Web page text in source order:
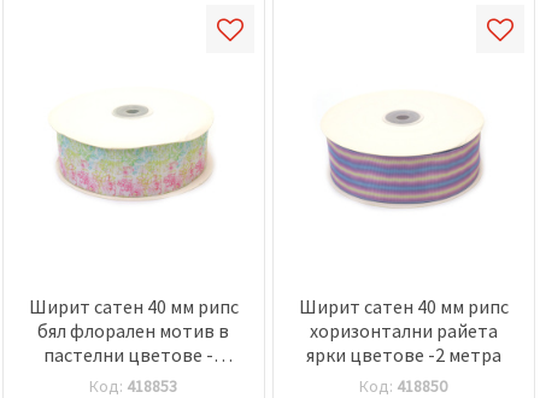
Ширит сатен 40 мм рипс
бял флорален мотив в
пастелни цветове -2
метра
Код: 418853
Ширит сатен 40 мм рипс
хоризонтални райета
ярки цветове -2 метра
Код: 418850